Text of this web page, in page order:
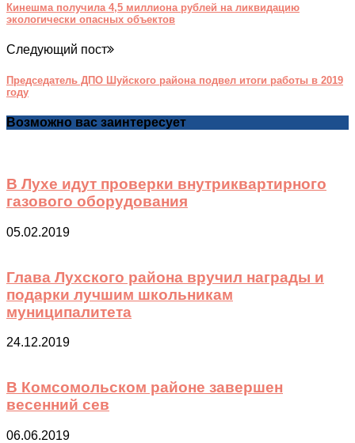
Кинешма получила 4,5 миллиона рублей на ликвидацию
экологически опасных объектов
Следующий пост
Председатель ДПО Шуйского района подвел итоги работы в 2019
году
Возможно вас заинтересует
В Лухе идут проверки внутриквартирного
газового оборудования
05.02.2019
Глава Лухского района вручил награды и
подарки лучшим школьникам
муниципалитета
24.12.2019
В Комсомольском районе завершен
весенний сев
06.06.2019